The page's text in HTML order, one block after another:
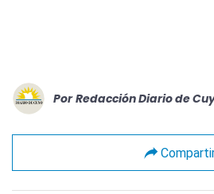
Por Redacción Diario de